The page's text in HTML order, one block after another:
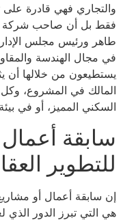
والتجاري فهي قادرة على
فقط بل أن صاحب شركة
طاهر ورئيس مجلس
في مجال الهندسة
يستطيعون من خلالها أن
المالك في المشروع،
السكني المميز، أو في بيئة
سابقة
للتطوير
إن سابقة أعمال أو
هي التي تبرز الدور